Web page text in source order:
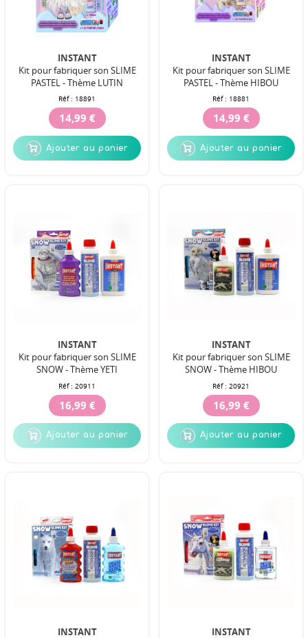
INSTANT
Kit pour fabriquer son SLIME
PASTEL - Thème LUTIN
Réf : 18891
14,99 €
Ajouter au panier
INSTANT
Kit pour fabriquer son SLIME
PASTEL - Thème HIBOU
Réf : 18881
14,99 €
Ajouter au panier
INSTANT
Kit pour fabriquer son SLIME
SNOW - Thème YETI
Réf : 20911
16,99 €
Ajouter au panier
INSTANT
Kit pour fabriquer son SLIME
SNOW - Thème HIBOU
Réf : 20921
16,99 €
Ajouter au panier
INSTANT
INSTANT